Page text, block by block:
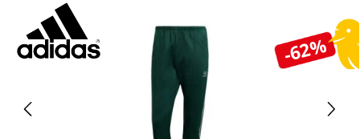
-62%
Pomiń galerię zdjęć